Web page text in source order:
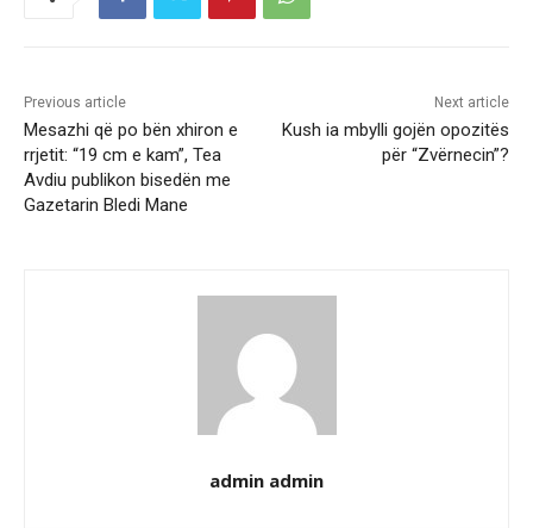
Previous article
Mesazhi që po bën xhiron e
rrjetit: “19 cm e kam”, Tea
Avdiu publikon bisedën me
Gazetarin Bledi Mane
Next article
Kush ia mbylli gojën opozitës
për “Zvërnecin”?
admin admin